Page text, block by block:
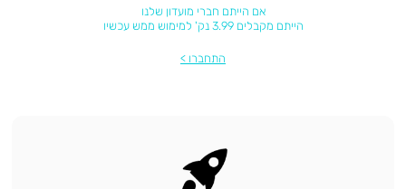
אם הייתם חברי מועדון שלנו
הייתם מקבלים 3.99 נק' למימוש ממש עכשיו
התחברו